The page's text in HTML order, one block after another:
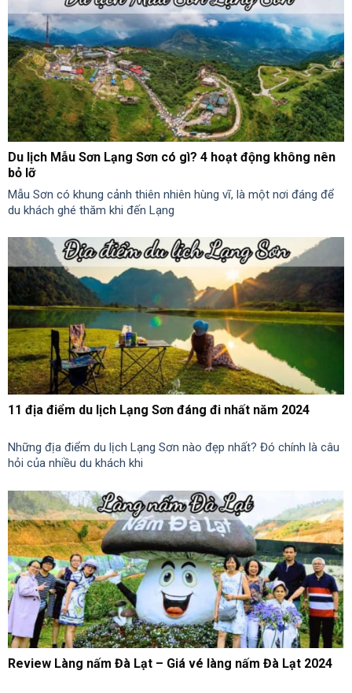
Du lịch Mẫu Sơn Lạng Sơn có gì? 4 hoạt động không nên
bỏ lỡ
Mẫu Sơn có khung cảnh thiên nhiên hùng vĩ, là một nơi đáng để
du khách ghé thăm khi đến Lạng
11 địa điểm du lịch Lạng Sơn đáng đi nhất năm 2024
Những địa điểm du lịch Lạng Sơn nào đẹp nhất? Đó chính là câu
hỏi của nhiều du khách khi
Review Làng nấm Đà Lạt – Giá vé làng nấm Đà Lạt 2024